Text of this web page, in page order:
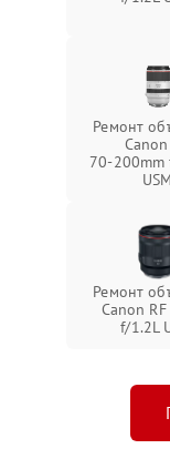
Ремонт
70‑200mm
USM
Ремонт
Canon
f/1.2L